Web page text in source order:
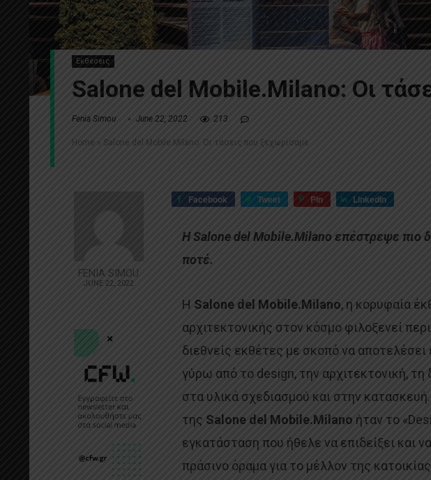
Εκθέσεις
Salone del Mobile.Milano: Οι
Fenia Simou June 22, 2022 213
Home » Salone del Mobile.Milano: Οι τάσεις που ξεχωρίσαμε
FENIA SIMOU
JUNE 22, 2022
Facebook Tweet Pin LinkedIn
Η Salone del Mobile.Milano επέστρεψε πιο
ποτέ.
Η Salone del Mobile.Milano, η κορυφαία
αρχιτεκτονικής στον κόσμο φιλοξενεί
διεθνείς εκθέτες με σκοπό να
γύρω από το design, την αρχιτεκτονική,
στα υλικά σχεδιασμού και στην
της Salone del Mobile.Milano ήταν το
εγκατάσταση που ήθελε να επιδείξει και
πράσινο όραμα για το μέλλον της